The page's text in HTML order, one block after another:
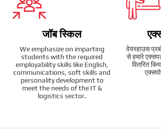
जॉब स्किल
We emphasize on imparting
students with the required
employability skills like English,
communications, soft skills and
personality development to
meet the needs of the IT &
logistics sector.
वेयरहाउस
से हमारे
वितरित